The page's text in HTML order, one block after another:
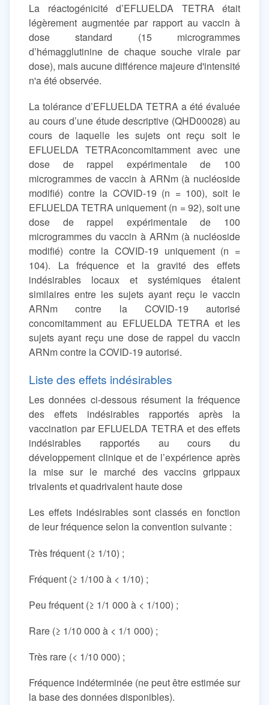
La réactogénicité d’EFLUELDA TETRA était
légèrement augmentée par rapport au vaccin à
dose standard (15 microgrammes
d’hémagglutinine de chaque souche virale par
dose), mais aucune différence majeure d'intensité
n'a été observée.
La tolérance d’EFLUELDA TETRA a été évaluée
au cours d’une étude descriptive (QHD00028) au
cours de laquelle les sujets ont reçu soit le
EFLUELDA TETRAconcomitamment avec une
dose de rappel expérimentale de 100
microgrammes de vaccin à ARNm (à nucléoside
modifié) contre la COVID-19 (n = 100), soit le
EFLUELDA TETRA uniquement (n = 92), soit une
dose de rappel expérimentale de 100
microgrammes du vaccin à ARNm (à nucléoside
modifié) contre la COVID-19 uniquement (n =
104). La fréquence et la gravité des effets
indésirables locaux et systémiques étaient
similaires entre les sujets ayant reçu le vaccin
ARNm contre la COVID-19 autorisé
concomitamment au EFLUELDA TETRA et les
sujets ayant reçu une dose de rappel du vaccin
ARNm contre la COVID-19 autorisé.
Liste des effets indésirables
Les données ci-dessous résument la fréquence
des effets indésirables rapportés après la
vaccination par EFLUELDA TETRA et des effets
indésirables rapportés au cours du
développement clinique et de l’expérience après
la mise sur le marché des vaccins grippaux
trivalents et quadrivalent haute dose
Les effets indésirables sont classés en fonction
de leur fréquence selon la convention suivante :
Très fréquent (≥ 1/10) ;
Fréquent (≥ 1/100 à < 1/10) ;
Peu fréquent (≥ 1/1 000 à < 1/100) ;
Rare (≥ 1/10 000 à < 1/1 000) ;
Très rare (< 1/10 000) ;
Fréquence indéterminée (ne peut être estimée sur
la base des données disponibles).